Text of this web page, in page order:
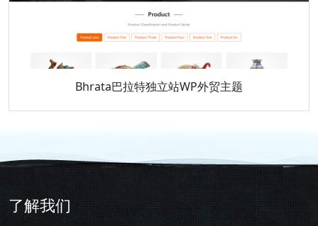
Bhrata巴拉特独立站WP外贸主题
了解我们